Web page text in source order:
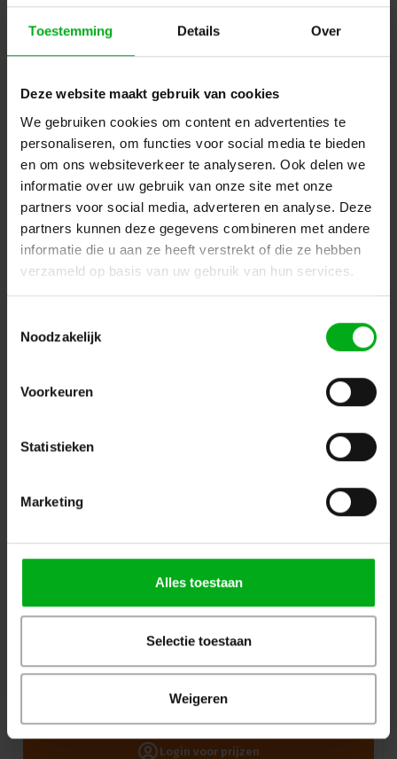
Toestemming Details Over
Deze website maakt gebruik van cookies
We gebruiken cookies om content en advertenties te
personaliseren, om functies voor social media te bieden
en om ons websiteverkeer te analyseren. Ook delen we
informatie over uw gebruik van onze site met onze
partners voor social media, adverteren en analyse. Deze
partners kunnen deze gegevens combineren met andere
informatie die u aan ze heeft verstrekt of die ze hebben
verzameld op basis van uw gebruik van hun services.
Noodzakelijk
Voorkeuren
Statistieken
Marketing
Alles toestaan
Selectie toestaan
Weigeren
Neutrik |SCDP-FX-0
Verwachtte levertijd 7-14 werkdagen
Neutrik | SCDX | afdekkapje D-housing IP42 zwart
Verwachtte levertijd 7-14 werkdagen
Login voor prijzen